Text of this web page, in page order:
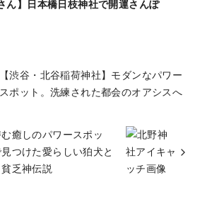
ん】日本橋日枝神社で開運さんぽ
【渋谷・北谷稲荷神社】モダンなパワー
スポット。洗練された都会のオアシスへ
癒しのパワースポッ
つけた愛らしい狛犬と
乏神伝説